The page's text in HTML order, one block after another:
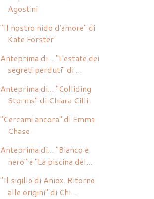
Agostini
"Il nostro nido d'amore" di
Kate Forster
Anteprima di... "L'estate dei
segreti perduti" di ...
Anteprima di... "Colliding
Storms" di Chiara Cilli
"Cercami ancora" di Emma
Chase
Anteprima di... "Bianco e
nero" e "La piscina del...
"Il sigillo di Aniox. Ritorno
alle origini" di Chi...